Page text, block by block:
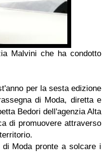
Malvini che ha condotto
per la sesta edizione
di Moda, diretta e
Bedori dell'agenziaAlta
di promuovere attraverso
Moda pronte a solcare i